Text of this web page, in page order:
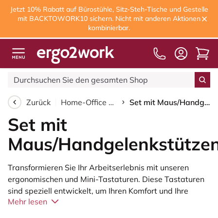
Jetzt 10% Rabatt auf Bürostühle, Sitz-Steh-Tische und Gestelle
mit BACKTOWORK10 sichern. Nicht mit anderen Aktionen
kombinierbar.
Kostenloser Versand
Zurück Home-Office einrichten Set mit Maus/Handgelenkstützen
Set mit
Maus/
Transformieren Sie Ihr Arbeitserlebnis mit unseren
ergonomischen und Mini-Tastaturen. Diese Tastaturen
sind speziell entwickelt, um Ihren Komfort und Ihre
Produktivität zu steigern, egal ob Sie im Büro oder zu
Mehr lesen